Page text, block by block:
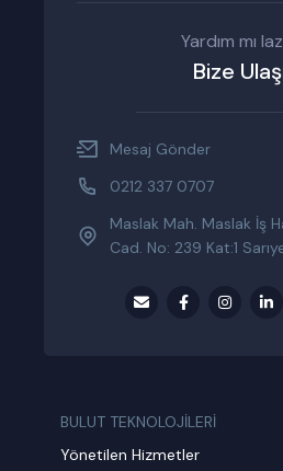
Yardım mı
Bize
Mesaj Gönder
0212 337 0707
Maslak Mah. Maslak İş
Cad. No: 239 Kat:1
BULUT TEKNOLOJİLERİ
Yönetilen Hizmetler